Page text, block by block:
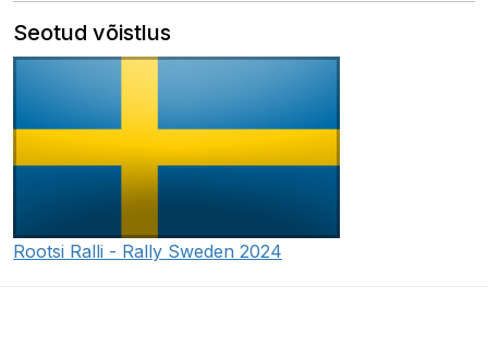
Seotud võistlus
Rootsi Ralli - Rally Sweden 2024